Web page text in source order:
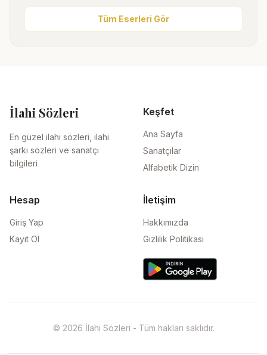
Tüm Eserleri Gör
İlahi Sözleri
En güzel ilahi sözleri, ilahi
şarkı sözleri ve sanatçı
bilgileri
Keşfet
Ana Sayfa
Sanatçılar
Alfabetik Dizin
Hesap
Giriş Yap
Kayıt Ol
İletişim
Hakkımızda
Gizlilik Politikası
© 2026 İlahi Sözleri - Tüm hakları saklıdır.